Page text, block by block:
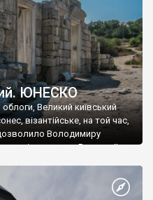
ЮНЕСКО
облоги, Великий київський
візантійське, на той час,
Володимиру
імператору Василю ІІ, та
Василем-християнином.
Херсонесу Таврійського